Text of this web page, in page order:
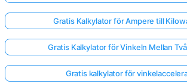
Gratis Kalkylator för Ampere till
Gratis Kalkylator för Vinkeln Mellan
Gratis kalkylator för